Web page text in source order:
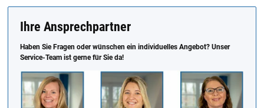
Ihre Ansprechpartner
Haben Sie Fragen oder wünschen ein individuelles Angebot? Unser
Service-Team ist gerne für Sie da!